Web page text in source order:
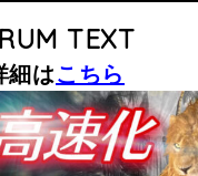
TEXT
細はこちら